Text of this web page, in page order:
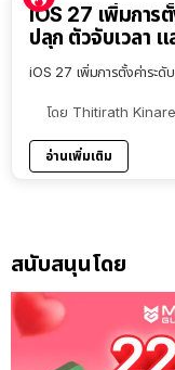
iOS 27 เพิ่มการ
ปลุก ตัวจับเวลา
iOS 27 เพิ่มการตั้งค่าระดั
โดย Thitirath
อ่านเพิ่มเติม
สนับสนุนโดย